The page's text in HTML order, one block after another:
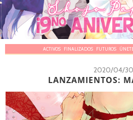
ACTIVOS FINALIZADOS FUTUROS
2020/04/30
LANZAMIENTOS: